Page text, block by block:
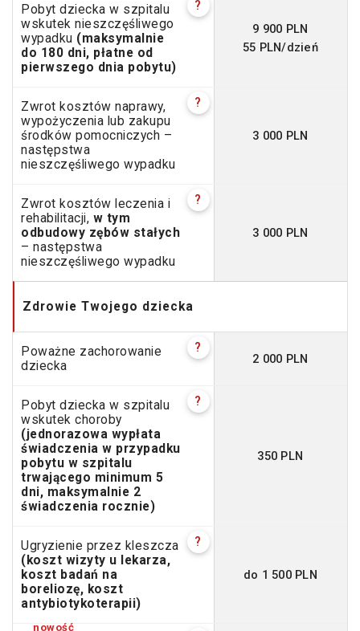
Pobyt dziecka w szpitalu
wskutek nieszczęśliwego
wypadku (maksymalnie
do 180 dni, płatne od
pierwszego dnia pobytu)
?
9 900 PLN
55 PLN/dzień
Zwrot kosztów naprawy,
wypożyczenia lub zakupu
środków pomocniczych –
następstwa
nieszczęśliwego wypadku
?
3 000 PLN
Zwrot kosztów leczenia i
rehabilitacji, w tym
odbudowy zębów stałych
– następstwa
nieszczęśliwego wypadku
?
3 000 PLN
Zdrowie Twojego dziecka
Poważne zachorowanie
dziecka
?
2 000 PLN
Pobyt dziecka w szpitalu
wskutek choroby
(jednorazowa wypłata
świadczenia w przypadku
pobytu w szpitalu
trwającego minimum 5
dni, maksymalnie 2
świadczenia rocznie)
?
350 PLN
Ugryzienie przez kleszcza
(koszt wizyty u lekarza,
koszt badań na
boreliozę, koszt
antybiotykoterapii)
?
do 1 500 PLN